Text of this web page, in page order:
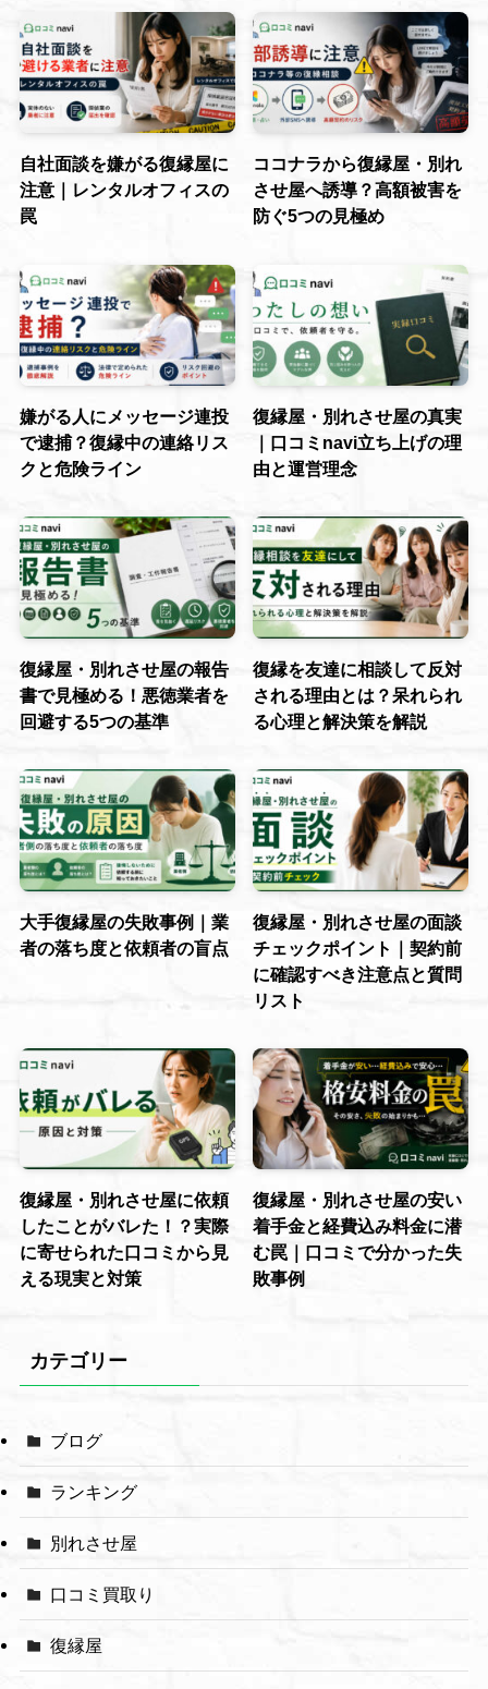
自社面談を嫌がる復縁屋に
注意｜レンタルオフィスの
罠
ココナラから復縁屋・別れ
させ屋へ誘導？高額被害を
防ぐ5つの見極め
嫌がる人にメッセージ連投
で逮捕？復縁中の連絡リス
クと危険ライン
復縁屋・別れさせ屋の真実
｜口コミnavi立ち上げの理
由と運営理念
復縁屋・別れさせ屋の報告
書で見極める！悪徳業者を
回避する5つの基準
復縁を友達に相談して反対
される理由とは？呆れられ
る心理と解決策を解説
大手復縁屋の失敗事例｜業
者の落ち度と依頼者の盲点
復縁屋・別れさせ屋の面談
チェックポイント｜契約前
に確認すべき注意点と質問
リスト
復縁屋・別れさせ屋に依頼
したことがバレた！？実際
に寄せられた口コミから見
える現実と対策
復縁屋・別れさせ屋の安い
着手金と経費込み料金に潜
む罠｜口コミで分かった失
敗事例
カテゴリー
ブログ
ランキング
別れさせ屋
口コミ買取り
復縁屋